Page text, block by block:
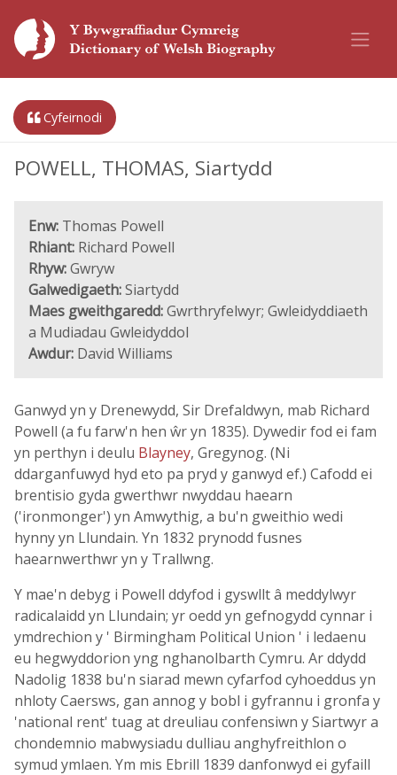
Cyfeirnodi
POWELL, THOMAS, Siartydd
Enw: Thomas Powell
Rhiant: Richard Powell
Rhyw:Gwryw
Galwedigaeth:Siartydd
Maes gweithgaredd:Gwrthryfelwyr; Gwleidyddiaeth
a Mudiadau Gwleidyddol
Awdur: David Williams
Ganwyd yn y Drenewydd, Sir Drefaldwyn, mab Richard
Powell (a fu farw'n hen ŵr yn 1835). Dywedir fod ei fam
yn perthyn i deulu Blayney, Gregynog. (Ni
ddarganfuwyd hyd eto pa pryd y ganwyd ef.) Cafodd ei
brentisio gyda gwerthwr nwyddau haearn
('ironmonger') yn Amwythig, a bu'n gweithio wedi
hynny yn Llundain. Yn 1832 prynodd fusnes
haearnwerthwr yn y Trallwng.
Y mae'n debyg i Powell ddyfod i gyswllt â meddylwyr
radicalaidd yn Llundain; yr oedd yn gefnogydd cynnar i
ymdrechion y ' Birmingham Political Union ' i ledaenu
eu hegwyddorion yng nghanolbarth Cymru. Ar ddydd
Nadolig 1838 bu'n siarad mewn cyfarfod cyhoeddus yn
nhloty Caersws, gan annog y bobl i gyfrannu i gronfa y
'national rent' tuag at dreuliau confensiwn y Siartwyr a
chondemnio mabwysiadu dulliau anghyfreithlon o
symud ymlaen. Ym mis Ebrill 1839 danfonwyd ei gyfaill